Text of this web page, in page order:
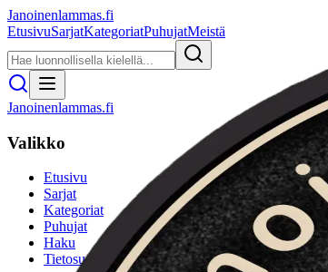
Janoinenlammas.fi
EtusivuSarjatKategoriatPuhujatMeistä
Janoinenlammas.fi
Valikko
Etusivu
Sarjat
Kategoriat
Puhujat
Haku
Tietosuojaseloste